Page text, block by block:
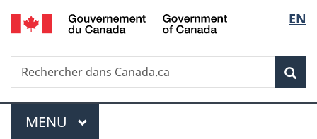
Passer
au
principal
Passer
à
Au
du
Passer
à
version
simplifiée
de
la
EN
Recherche
Rechercher
dans
Menu
MENU PRINCIPAL